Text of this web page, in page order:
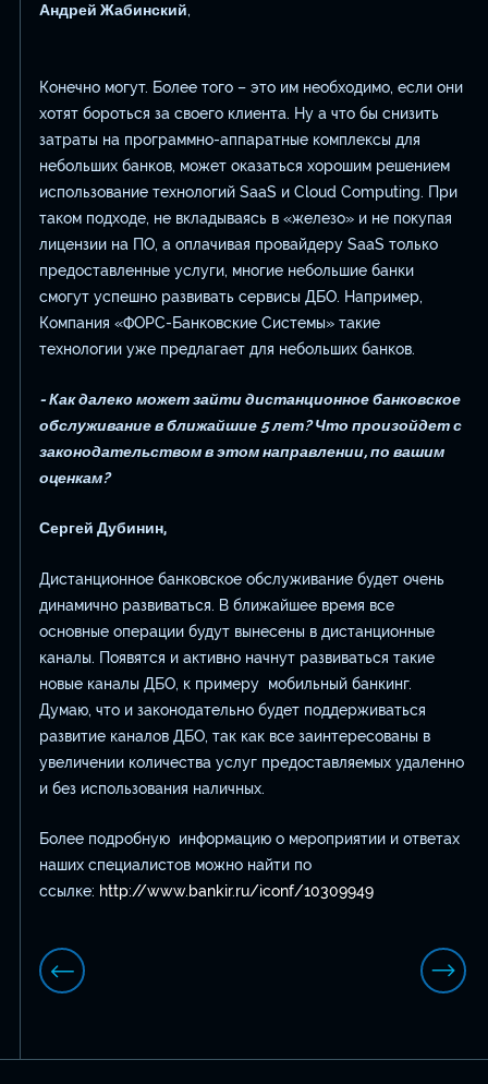
Андрей Жабинский,
Конечно могут. Более того – это им необходимо, если они
хотят бороться за своего клиента. Ну а что бы снизить
затраты на программно-аппаратные комплексы для
небольших банков, может оказаться хорошим решением
использование технологий SaaS и Cloud Computing. При
таком подходе, не вкладываясь в «железо» и не покупая
лицензии на ПО, а оплачивая провайдеру SaaS только
предоставленные услуги, многие небольшие банки
смогут успешно развивать сервисы ДБО. Например,
Компания «ФОРС-Банковские Системы» такие
технологии уже предлагает для небольших банков.
- Как далеко может зайти дистанционное банковское
обслуживание в ближайшие 5 лет? Что произойдет с
законодательством в этом направлении, по вашим
оценкам?
Сергей Дубинин,
Дистанционное банковское обслуживание будет очень
динамично развиваться. В ближайшее время все
основные операции будут вынесены в дистанционные
каналы. Появятся и активно начнут развиваться такие
новые каналы ДБО, к примеру мобильный банкинг.
Думаю, что и законодательно будет поддерживаться
развитие каналов ДБО, так как все заинтересованы в
увеличении количества услуг предоставляемых удаленно
и без использования наличных.
Более подробную информацию о мероприятии и ответах
наших специалистов можно найти по
ссылке: http://www.bankir.ru/iconf/10309949